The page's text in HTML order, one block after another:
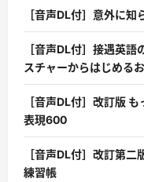
［音声DL付］意外に
［音声DL付］接遇英
スチャーからはじめる
［音声DL付］改訂版
表現600
［音声DL付］改訂第
練習帳